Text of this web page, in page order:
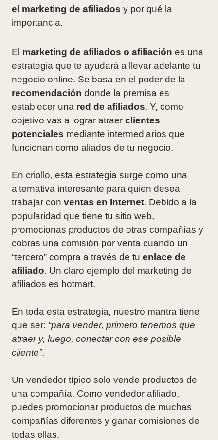
el marketing de afiliados y por qué la
importancia.
El marketing de afiliados o afiliación es una
estrategia que te ayudará a llevar adelante tu
negocio online. Se basa en el poder de la
recomendación donde la premisa es
establecer una red de afiliados. Y, como
objetivo vas a lograr atraer clientes
potenciales mediante intermediarios que
funcionan como aliados de tu negocio.
En criollo, esta estrategia surge como una
alternativa interesante para quien desea
trabajar con ventas en Internet. Debido a la
popularidad que tiene tu sitio web,
promocionas productos de otras compañías y
cobras una comisión por venta cuando un
“tercero” compra a través de tu enlace de
afiliado. Un claro ejemplo del marketing de
afiliados es hotmart.
En toda esta estrategia, nuestro mantra tiene
que ser: “para vender, primero tenemos que
atraer y, luego, conectar con ese posible
cliente”.
Un vendedor típico solo vende productos de
una compañía. Como vendedor afiliado,
puedes promocionar productos de muchas
compañías diferentes y ganar comisiones de
todas ellas.